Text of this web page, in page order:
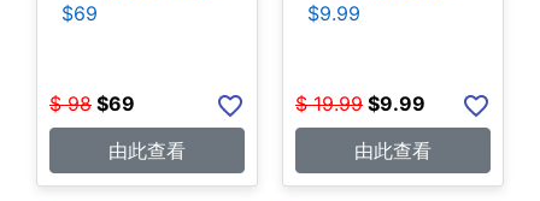
$69
$ 98 $69
由此查看
$9.99
$ 19.99 $9.99
由此查看